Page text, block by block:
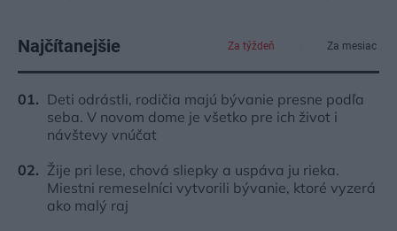
Najčítanejšie Za týždeň Za mesiac
Deti odrástli, rodičia majú bývanie presne podľa
seba. V novom dome je všetko pre ich život i
návštevy vnúčat
Žije pri lese, chová sliepky a uspáva ju rieka.
Miestni remeselníci vytvorili bývanie, ktoré vyzerá
ako malý raj